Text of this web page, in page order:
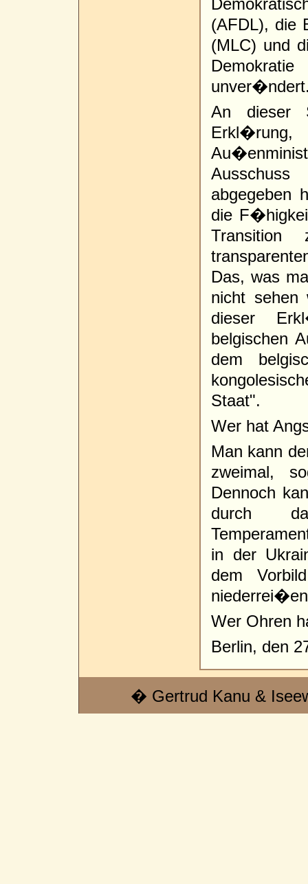
(AFDL), die
(MLC) und
An dieser
abgegeben
die
Transition
Das, was
nicht sehen
dieser
belgischen
dem
Staat".
Wer hat
Man kann
zweimal,
Dennoch
durch
in der
dem
Wer Ohren
Berlin, den
� Gertrud Kanu &